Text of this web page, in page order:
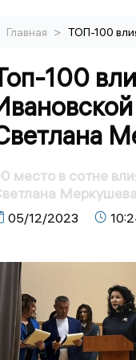
Главная > ТОП-100
100
место в сотне
Меркушева
05/12/2023